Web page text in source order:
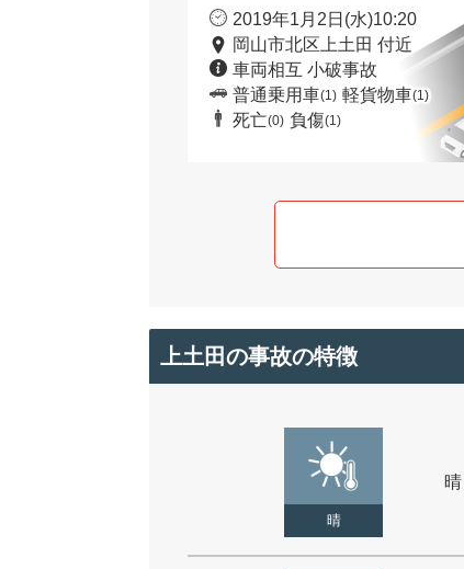
2019年1月2日(水)10:20
岡山市北区上土田 付近
車両相互 小破事故
普通乗用車(1) 軽貨物車(1)
死亡(0) 負傷(1)
上土田の事故の特徴
晴